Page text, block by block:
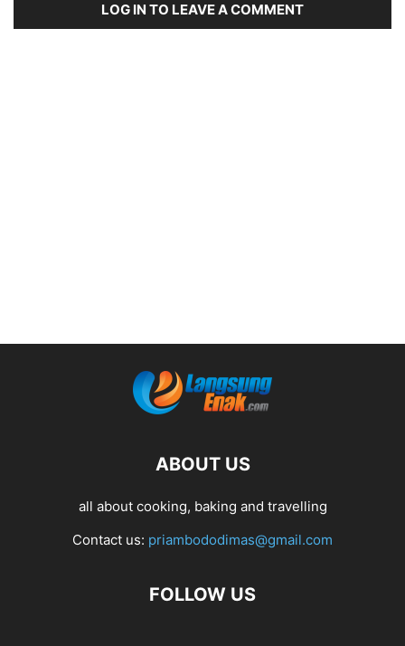
LOG IN TO LEAVE A COMMENT
ABOUT US
all about cooking, baking and travelling
Contact us: priambododimas@gmail.com
FOLLOW US